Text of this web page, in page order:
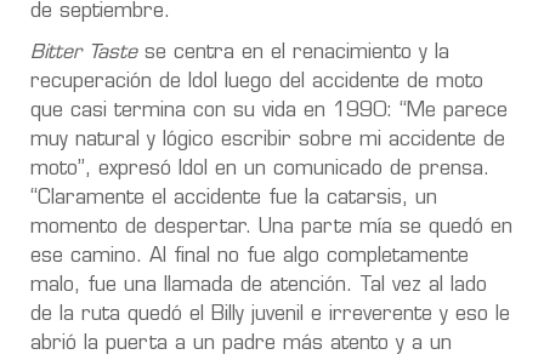
de septiembre.
Bitter Tastese centra en el renacimiento y la
recuperación de Idol luego del accidente de moto
que casi termina con su vida en 1990: “Me parece
muy natural y lógico escribir sobre mi accidente de
moto”, expresó Idol en un comunicado de prensa.
“Claramente el accidente fue la catarsis, un
momento de despertar. Una parte mía se quedó en
ese camino. Al final no fue algo completamente
malo, fue una llamada de atención. Tal vez al lado
de la ruta quedó el Billy juvenil e irreverente y eso le
abrió la puerta a un padre más atento y a un